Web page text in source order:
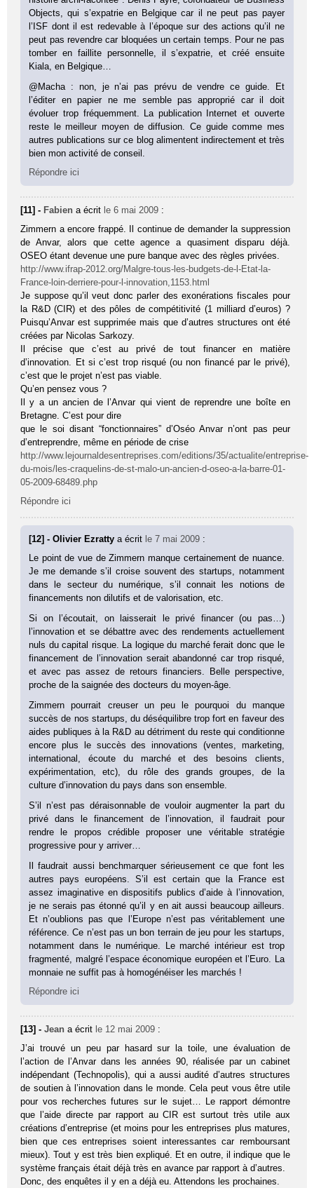
Objects, qui s’expatrie en Belgique car il ne peut pas payer
l’ISF dont il est redevable à l’époque sur des actions qu’il ne
peut pas revendre car bloquées un certain temps. Pour ne pas
tomber en faillite personnelle, il s’expatrie, et créé ensuite
Kiala, en Belgique…
@Macha : non, je n’ai pas prévu de vendre ce guide. Et
l’éditer en papier ne me semble pas approprié car il doit
évoluer trop fréquemment. La publication Internet et ouverte
reste le meilleur moyen de diffusion. Ce guide comme mes
autres publications sur ce blog alimentent indirectement et très
bien mon activité de conseil.
Répondre ici
[11] - Fabien a écrit le 6 mai 2009 :
Zimmern a encore frappé. Il continue de demander la suppression
de Anvar, alors que cette agence a quasiment disparu déjà.
OSEO étant devenue une pure banque avec des règles privées.
http://www.ifrap-2012.org/Malgre-tous-les-budgets-de-l-Etat-la-
France-loin-derriere-pour-l-innovation,1153.html
Je suppose qu’il veut donc parler des exonérations fiscales pour
la R&D (CIR) et des pôles de compétitivité (1 milliard d’euros) ?
Puisqu’Anvar est supprimée mais que d’autres structures ont été
créées par Nicolas Sarkozy.
Il précise que c’est au privé de tout financer en matière
d’innovation. Et si c’est trop risqué (ou non financé par le privé),
c’est que le projet n’est pas viable.
Qu’en pensez vous ?
Il y a un ancien de l’Anvar qui vient de reprendre une boîte en
Bretagne. C’est pour dire
que le soi disant “fonctionnaires” d’Oséo Anvar n’ont pas peur
d’entreprendre, même en période de crise
http://www.lejournaldesentreprises.com/editions/35/actualite/entreprise-
du-mois/les-craquelins-de-st-malo-un-ancien-d-oseo-a-la-barre-01-
05-2009-68489.php
Répondre ici
[12] - Olivier Ezrattya écrit le 7 mai 2009 :
Le point de vue de Zimmern manque certainement de nuance.
Je me demande s’il croise souvent des startups, notamment
dans le secteur du numérique, s’il connait les notions de
financements non dilutifs et de valorisation, etc.
Si on l’écoutait, on laisserait le privé financer (ou pas…)
l’innovation et se débattre avec des rendements actuellement
nuls du capital risque. La logique du marché ferait donc que le
financement de l’innovation serait abandonné car trop risqué,
et avec pas assez de retours financiers. Belle perspective,
proche de la saignée des docteurs du moyen-âge.
Zimmern pourrait creuser un peu le pourquoi du manque
succès de nos startups, du déséquilibre trop fort en faveur des
aides publiques à la R&D au détriment du reste qui conditionne
encore plus le succès des innovations (ventes, marketing,
international, écoute du marché et des besoins clients,
expérimentation, etc), du rôle des grands groupes, de la
culture d’innovation du pays dans son ensemble.
S’il n’est pas déraisonnable de vouloir augmenter la part du
privé dans le financement de l’innovation, il faudrait pour
rendre le propos crédible proposer une véritable stratégie
progressive pour y arriver…
Il faudrait aussi benchmarquer sérieusement ce que font les
autres pays européens. S’il est certain que la France est
assez imaginative en dispositifs publics d’aide à l’innovation,
je ne serais pas étonné qu’il y en ait aussi beaucoup ailleurs.
Et n’oublions pas que l’Europe n’est pas véritablement une
référence. Ce n’est pas un bon terrain de jeu pour les startups,
notamment dans le numérique. Le marché intérieur est trop
fragmenté, malgré l’espace économique européen et l’Euro. La
monnaie ne suffit pas à homogénéiser les marchés !
Répondre ici
[13] -Jean a écrit le 12 mai 2009 :
J’ai trouvé un peu par hasard sur la toile, une évaluation de
l’action de l’Anvar dans les années 90, réalisée par un cabinet
indépendant (Technopolis), qui a aussi audité d’autres structures
de soutien à l’innovation dans le monde. Cela peut vous être utile
pour vos recherches futures sur le sujet… Le rapport démontre
que l’aide directe par rapport au CIR est surtout très utile aux
créations d’entreprise (et moins pour les entreprises plus matures,
bien que ces entreprises soient interessantes car remboursant
mieux). Tout y est très bien expliqué. Et en outre, il indique que le
système français était déjà très en avance par rapport à d’autres.
Donc, des enquêtes il y en a déjà eu. Attendons les prochaines.